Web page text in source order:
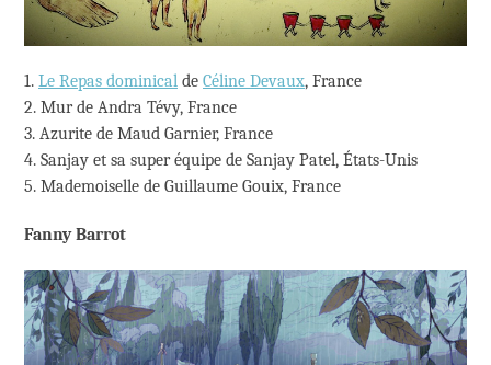
1. Le Repas dominical de Céline Devaux, France
2. Mur de Andra Tévy, France
3. Azurite de Maud Garnier, France
4. Sanjay et sa super équipe de Sanjay Patel, États-Unis
5. Mademoiselle de Guillaume Gouix, France
Fanny Barrot